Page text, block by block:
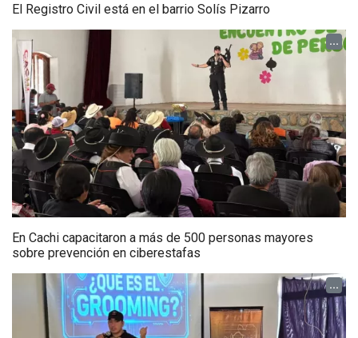
El Registro Civil está en el barrio Solís Pizarro
...
En Cachi capacitaron a más de 500 personas mayores
sobre prevención en ciberestafas
...